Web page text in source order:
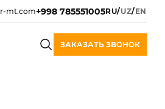
mt.com+998 785551005RU/UZ/EN
ЗАКАЗАТЬ ЗВОНОК